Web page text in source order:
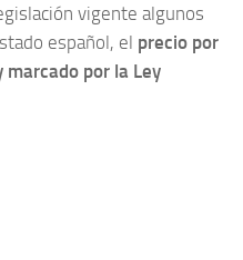
vigente algunos
español, el precio por
por la Ley